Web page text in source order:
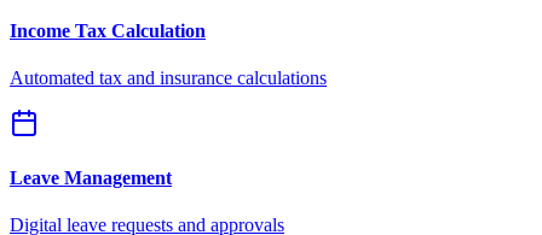
Income Tax Calculation
Automated tax and insurance calculations
Leave Management
Digital leave requests and approvals